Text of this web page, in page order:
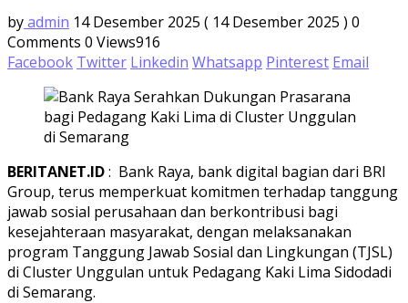
byadmin 14 Desember 2025 ( 14 Desember 2025 ) 0
Comments 0 Views916
Facebook Twitter Linkedin Whatsapp Pinterest Email
BERITANET.ID: Bank Raya, bank digital bagian dari BRI
Group, terus memperkuat komitmen terhadap tanggung
jawab sosial perusahaan dan berkontribusi bagi
kesejahteraan masyarakat, dengan melaksanakan
program Tanggung Jawab Sosial dan Lingkungan (TJSL)
di Cluster Unggulan untuk Pedagang Kaki Lima Sidodadi
di Semarang.